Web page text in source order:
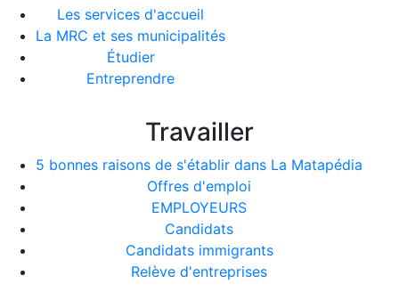
Les services d'accueil
La MRC et ses municipalités
Étudier
Entreprendre
Travailler
5 bonnes raisons de s'établir dans La Matapédia
Offres d'emploi
EMPLOYEURS
Candidats
Candidats immigrants
Relève d'entreprises